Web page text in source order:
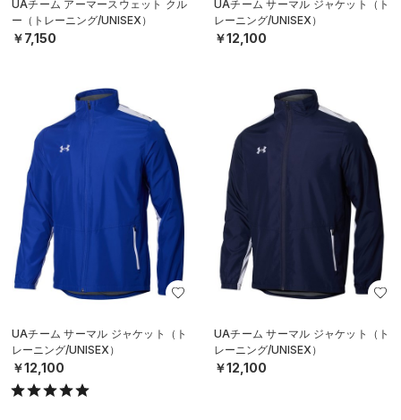
UAチーム アーマースウェット クル
ー（トレーニング/UNISEX）
￥7,150
UAチーム サーマル ジャケット（ト
レーニング/UNISEX）
￥12,100
UAチーム サーマル ジャケット（ト
レーニング/UNISEX）
￥12,100
UAチーム サーマル ジャケット（ト
レーニング/UNISEX）
￥12,100